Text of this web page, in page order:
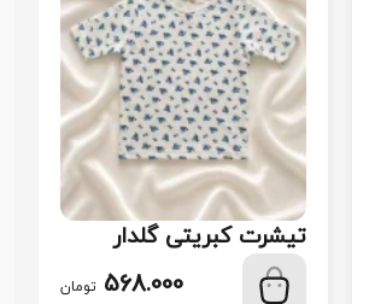
تیشرت‌ کبریتی گلدار
پینترستی کد 114 568.000 تومان